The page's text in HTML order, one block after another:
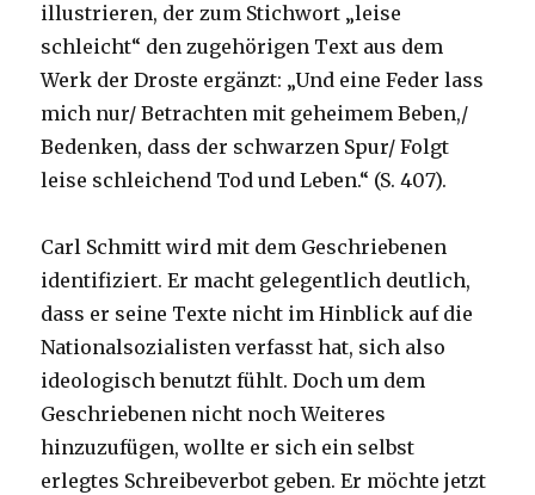
illustrieren, der zum Stichwort „leise
schleicht“ den zugehörigen Text aus dem
Werk der Droste ergänzt: „Und eine Feder lass
mich nur/ Betrachten mit geheimem Beben,/
Bedenken, dass der schwarzen Spur/ Folgt
leise schleichend Tod und Leben.“ (S. 407).
Carl Schmitt wird mit dem Geschriebenen
identifiziert. Er macht gelegentlich deutlich,
dass er seine Texte nicht im Hinblick auf die
Nationalsozialisten verfasst hat, sich also
ideologisch benutzt fühlt. Doch um dem
Geschriebenen nicht noch Weiteres
hinzuzufügen, wollte er sich ein selbst
erlegtes Schreibeverbot geben. Er möchte jetzt